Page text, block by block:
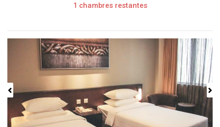
1 chambres restantes
Previous Next